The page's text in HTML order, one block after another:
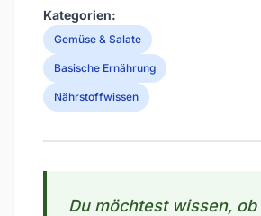
Kategorien:
Gemüse & Salate
Basische Ernährung
Nährstoffwissen
Du möchtest wissen, ob